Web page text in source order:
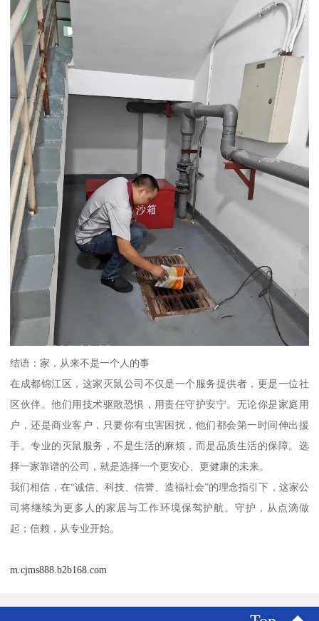
结语：家，从来不是一个人的事
在成都锦江区，这家灭鼠公司不仅是一个服务提供者，更是一位社
区伙伴。他们用技术驱散恐惧，用责任守护安宁。无论你是家庭用
户，还是商业客户，只要你有虫害困扰，他们都会第一时间伸出援
手。专业的灭鼠服务，不是生活的麻烦，而是品质生活的保障。选
择一家靠谱的公司，就是选择一个更安心、更健康的未来。
我们相信，在“诚信、科技、信誉、造福社会”的理念指引下，这家公
司将继续为更多人的家居与工作环境保驾护航。守护，从点滴做
起；信赖，从专业开始。
m.cjms888.b2b168.com